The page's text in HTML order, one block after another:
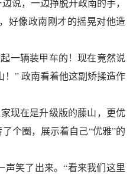
说，一边挣脱开政南的手，
好像政南刚才的摇晃对他造
一辆装甲车的！现在竟然说
！” 政南看着他这副矫揉造作
现在是升级版的藤山，更优
个圈，展示着自己“优雅”的
声笑了出来。“看来我们这里